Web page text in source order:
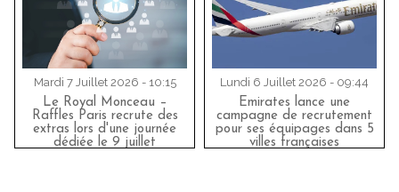
Mardi 7 Juillet 2026 - 10:15
Le Royal Monceau –
Raffles Paris recrute des
extras lors d'une journée
dédiée le 9 juillet
Lundi 6 Juillet 2026 - 09:44
Emirates lance une
campagne de recrutement
pour ses équipages dans 5
villes françaises